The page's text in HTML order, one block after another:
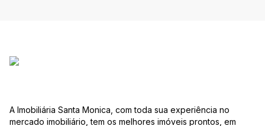
A Imobiliária Santa Monica, com toda sua experiência no
mercado imobiliário, tem os melhores imóveis prontos, em